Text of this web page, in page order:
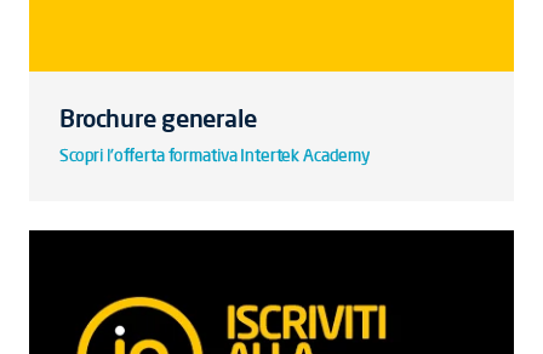
Brochure generale
Scopri l'offerta formativa Intertek Academy